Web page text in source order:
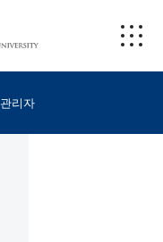
관리자